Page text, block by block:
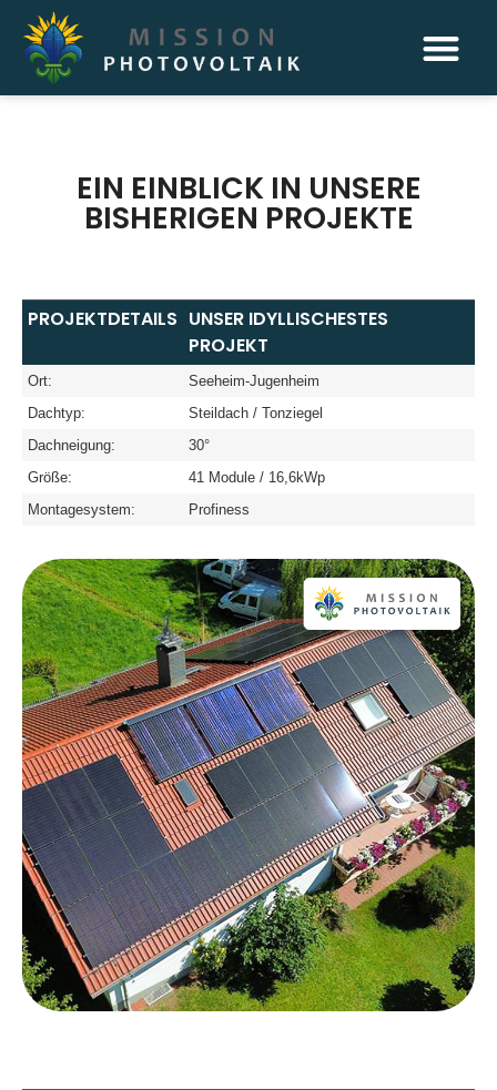
EIN EINBLICK IN UNSERE
BISHERIGEN PROJEKTE
PROJEKTDETAILS UNSER IDYLLISCHESTES
PROJEKT
Ort:
Seeheim-Jugenheim
Dachtyp:
Steildach / Tonziegel
Dachneigung:
30°
Größe:
41 Module / 16,6kWp
Montagesystem:
Profiness